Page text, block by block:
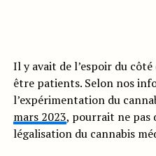
Il y avait de l’espoir du
être patients. Selon nos
l’expérimentation du
mars 2023, pourrait ne pas
légalisation du cannabis